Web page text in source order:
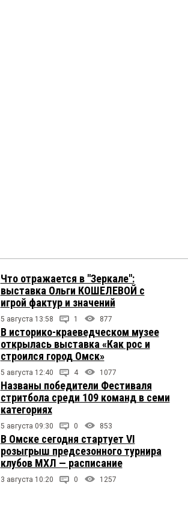
Что отражается в "Зеркале":
выставка Ольги КОШЕЛЕВОЙ с
игрой фактур и значений
5 августа 13:58 1 877
В историко-краеведческом музее
открылась выставка «Как рос и
строился город Омск»
5 августа 12:40 4 1077
Названы победители Фестиваля
стритбола среди 109 команд в семи
категориях
5 августа 09:30 0 853
В Омске сегодня стартует VI
розыгрыш предсезонного турнира
клубов МХЛ — расписание
3 августа 10:20 0 1257